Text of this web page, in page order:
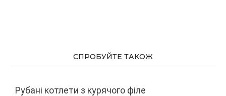
СПРОБУЙТЕ ТАКОЖ
Рубані котлети з курячого філе